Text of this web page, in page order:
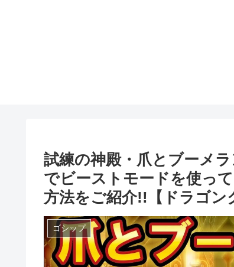
試練の神殿・爪とブーメ
でビーストモードを使っ
方法をご紹介!!【ドラゴン
ゴシップ